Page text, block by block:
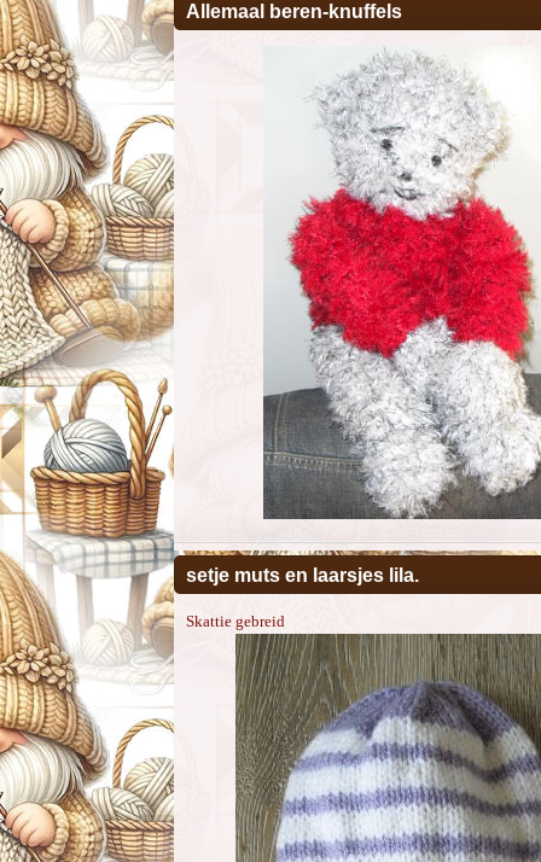
Allemaal beren-knuffels
setje muts en laarsjes lila.
Skattie gebreid